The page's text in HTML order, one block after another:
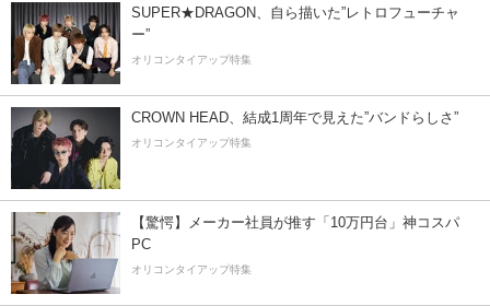
SUPER★DRAGON、自ら描いた”レトロフューチャ
ー”
オリコンタイアップ特集
CROWN HEAD、結成1周年で見えた”バンドらしさ”
オリコンタイアップ特集
【驚愕】メーカー社員が推す「10万円台」神コスパ
PC
オリコンタイアップ特集